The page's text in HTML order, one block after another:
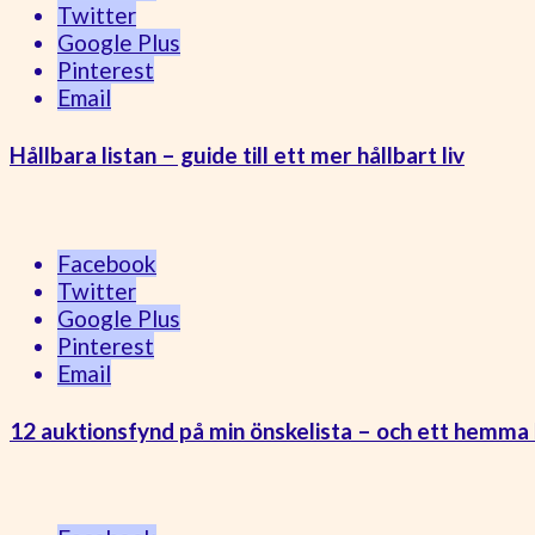
Twitter
Google Plus
Pinterest
Email
Hållbara listan – guide till ett mer hållbart liv
Facebook
Twitter
Google Plus
Pinterest
Email
12 auktionsfynd på min önskelista – och ett